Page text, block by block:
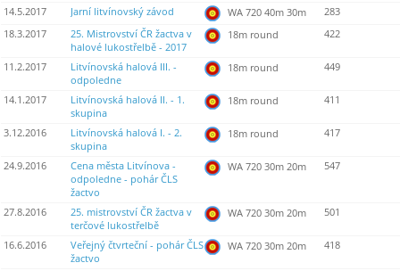
14.5.2017 Jarní litvínovský závod WA 720 40m 30m
283
18.3.2017
25. Mistrovství ČR žactva v
halové lukostřelbě - 2017
18m round 422
11.2.2017
Litvínovská halová III. -
odpoledne
18m round 449
14.1.2017
Litvínovská halová II. - 1.
skupina
18m round 411
3.12.2016
Litvínovská halová I. - 2.
skupina
18m round 417
24.9.2016
Cena města Litvínova -
odpoledne - pohár ČLS
žactvo
WA 720 30m 20m 547
27.8.2016
25. mistrovství ČR žactva v
terčové lukostřelbě
WA 720 30m 20m 501
16.6.2016
Veřejný čtvrteční - pohár ČLS
žactvo
WA 720 30m 20m 418